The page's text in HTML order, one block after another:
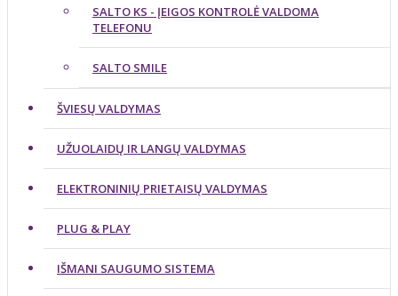
SALTO KS - ĮEIGOS KONTROLĖ VALDOMA
TELEFONU
SALTO SMILE
ŠVIESŲ VALDYMAS
UŽUOLAIDŲ IR LANGŲ VALDYMAS
ELEKTRONINIŲ PRIETAISŲ VALDYMAS
PLUG & PLAY
IŠMANI SAUGUMO SISTEMA